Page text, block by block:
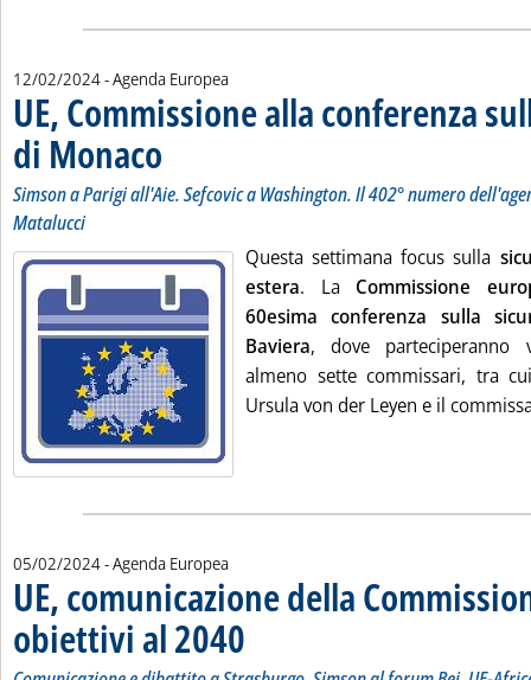
12/02/2024- Agenda Europea
UE, Commissione alla conferenza
di Monaco
Simson a Parigi all'Aie. Sefcovic a Washington. Il 402° numero
Matalucci
Questa settimana focus sulla
estera. La Commissione
60esima conferenza sulla
Baviera, dove parteciperanno
almeno sette commissari, tra
Ursula von der Leyen e il
05/02/2024- Agenda Europea
UE, comunicazione della
obiettivi al 2040